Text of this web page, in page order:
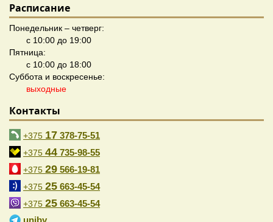
Расписание
Понедельник – четверг:
с 10:00 до 19:00
Пятница:
с 10:00 до 18:00
Суббота и воскресенье:
выходные
Контакты
+375 17 378-75-51
+375 44 735-98-55
+375 29 566-19-81
+375 25 663-45-54
+375 25 663-45-54
uniby